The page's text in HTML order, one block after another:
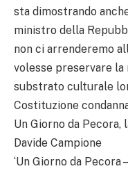
sta dimostrando
ministro della
non ci arrenderemo
volesse preservare la
substrato culturale
Costituzione
Un Giorno da
Davide Campione
‘Un Giorno da Pecora –